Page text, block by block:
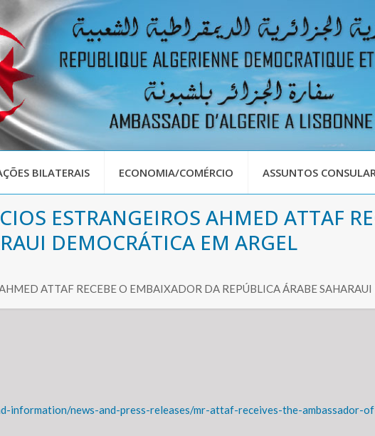
BILATERAIS ECONOMIA/COMÉRCIO ASSUNTOS
ESTRANGEIROS AHMED ATTAF
DEMOCRÁTICA EM ARGEL
ATTAF RECEBE O EMBAIXADOR DA REPÚBLICA ÁRABE
information/news-and-press-releases/mr-attaf-receives-the-ambassador-